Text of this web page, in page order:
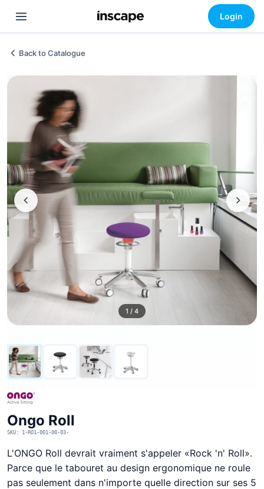
Login
Back to Catalogue
1 / 4
Ongo Roll
SKU: 1-R01-001-00-03-
L'ONGO Roll devrait vraiment s'appeler «Rock 'n' Roll».
Parce que le tabouret au design ergonomique ne roule
pas seulement dans n'importe quelle direction sur ses 5